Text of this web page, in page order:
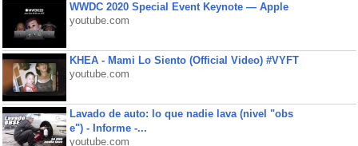
WWDC 2020 Special Event Keynote — Apple
youtube.com
KHEA - Mami Lo Siento (Official Video) #VYFT
youtube.com
Lavado de auto: lo que nadie lava (nivel "obs
e") - Informe -...
youtube.com